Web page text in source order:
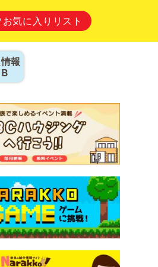
お気に入りリスト
報